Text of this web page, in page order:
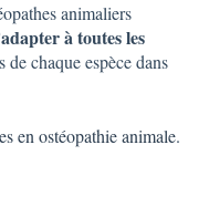
animaliers
à toutes les
chaque espèce dans
en ostéopathie animale.